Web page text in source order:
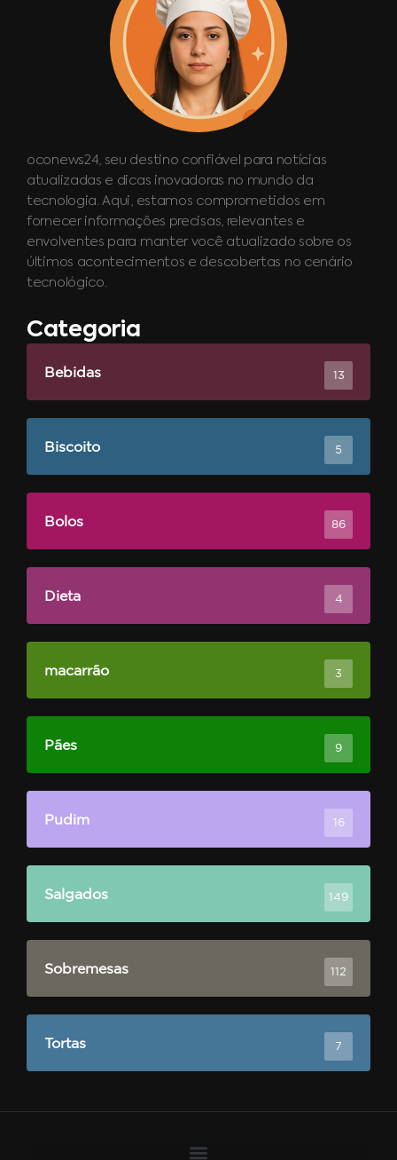
oconews24, seu destino confiável para notícias
atualizadas e dicas inovadoras no mundo da
tecnologia. Aqui, estamos comprometidos em
fornecer informações precisas, relevantes e
envolventes para manter você atualizado sobre os
últimos acontecimentos e descobertas no cenário
tecnológico.
Categoria
Bebidas 13
Biscoito 5
Bolos 86
Dieta 4
macarrão 3
Pães 9
Pudim 16
Salgados 149
Sobremesas 112
Tortas 7